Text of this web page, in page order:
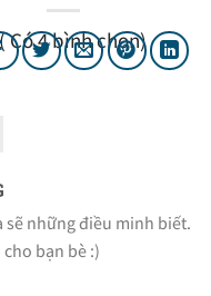
Có 4 bình chọn)
sẽ những điều minh biết.
bạn bè :)